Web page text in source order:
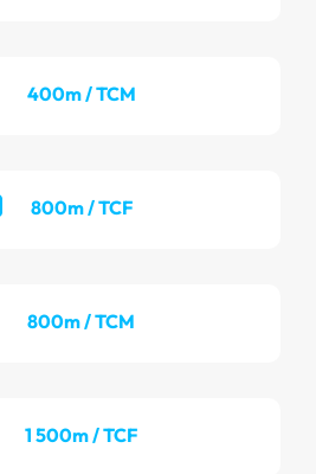
400m / TCM
800m / TCF
800m / TCM
1 500m / TCF